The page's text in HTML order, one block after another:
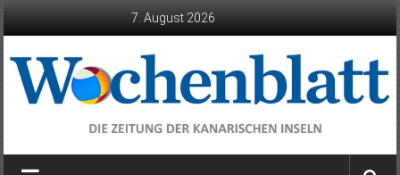
7. August 2026
Wochenblatt